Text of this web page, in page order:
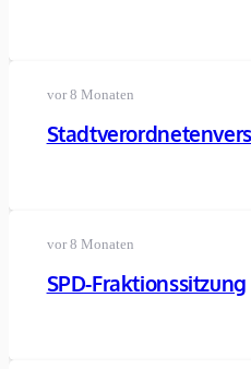
vor 8 Monaten
vor 8 Monaten
SPD-Fraktionssitzung